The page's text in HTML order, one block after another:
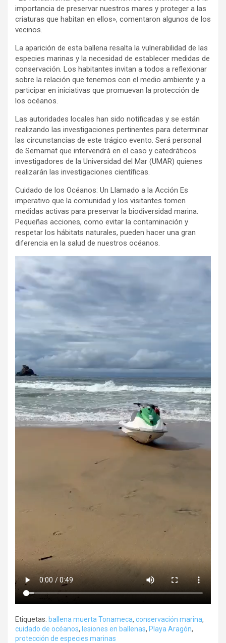
importancia de preservar nuestros mares y proteger a las
criaturas que habitan en ellos», comentaron algunos de los
vecinos.
La aparición de esta ballena resalta la vulnerabilidad de las
especies marinas y la necesidad de establecer medidas de
conservación. Los habitantes invitan a todos a reflexionar
sobre la relación que tenemos con el medio ambiente y a
participar en iniciativas que promuevan la protección de
los océanos.
Las autoridades locales han sido notificadas y se están
realizando las investigaciones pertinentes para determinar
las circunstancias de este trágico evento. Será personal
de Semarnat que intervendrá en el caso y catedráticos
investigadores de la Universidad del Mar (UMAR) quienes
realizarán las investigaciones científicas.
Cuidado de los Océanos: Un Llamado a la Acción Es
imperativo que la comunidad y los visitantes tomen
medidas activas para preservar la biodiversidad marina.
Pequeñas acciones, como evitar la contaminación y
respetar los hábitats naturales, pueden hacer una gran
diferencia en la salud de nuestros océanos.
Etiquetas: ballena muerta Tonameca, conservación marina,
cuidado de océanos, lesiones en ballenas, Playa Aragón,
protección de especies marinas